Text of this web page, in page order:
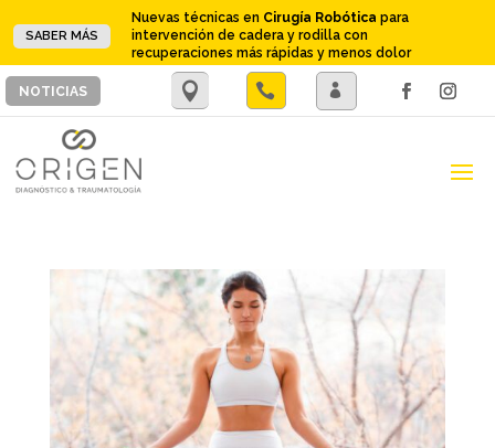
SABER MÁS
Nuevas técnicas en Cirugía Robótica para
intervención de cadera y rodilla con
recuperaciones más rápidas y menos dolor
NOTICIAS 